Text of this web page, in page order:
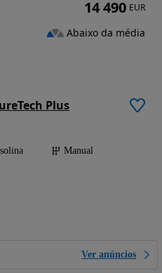
Plus
Manual
Ver anúncios
14 490 EUR
Abaixo da média